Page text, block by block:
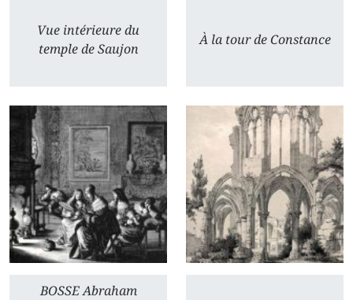
Vue intérieure du
temple de Saujon
À la tour de Constance
BOSSE Abraham